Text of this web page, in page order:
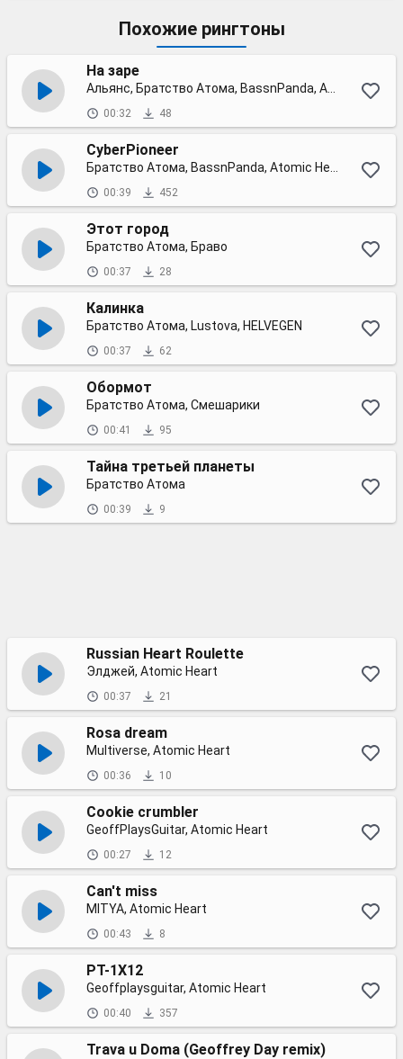
Похожие рингтоны
На заре
00:32 48
СyberPioneer
00:39 452
Этот город
Братство Атома, Браво
00:37 28
Калинка
Братство Атома, Lustova, HELVEGEN
00:37 62
Обормот
Братство Атома, Смешарики
00:41 95
Тайна третьей планеты
Братство Атома
00:39 9
Russian Heart Roulette
Элджей, Atomic Heart
00:37 21
Rosa dream
Multiverse, Atomic Heart
00:36 10
Cookie crumbler
GeoffPlaysGuitar, Atomic Heart
00:27 12
Can't miss
MITYA, Atomic Heart
00:43 8
PT-1X12
Geoffplaysguitar, Atomic Heart
00:40 357
Trava u Doma (Geoffrey Day remix)